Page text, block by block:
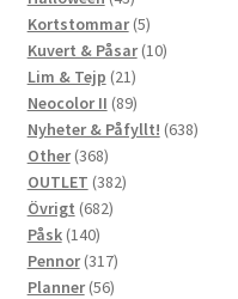
produkter
Kortstommar 55
produkter
Kuvert & Påsar 1010
Lim & Tejp 2121
produkter
Neocolor II 8989
produkter
Nyheter & Påfyllt! 638638
Other 368368
produkter
OUTLET 382382
Övrigt 682682
Påsk 140140
produkter
Pennor 317317
produkter
Planner 5656